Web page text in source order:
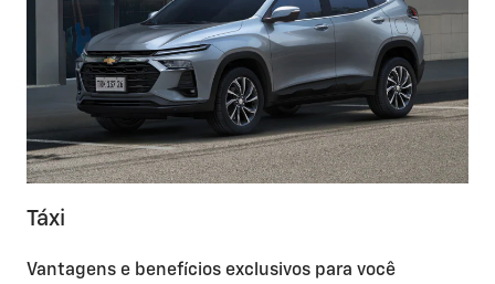
Táxi
Vantagens e benefícios exclusivos para você